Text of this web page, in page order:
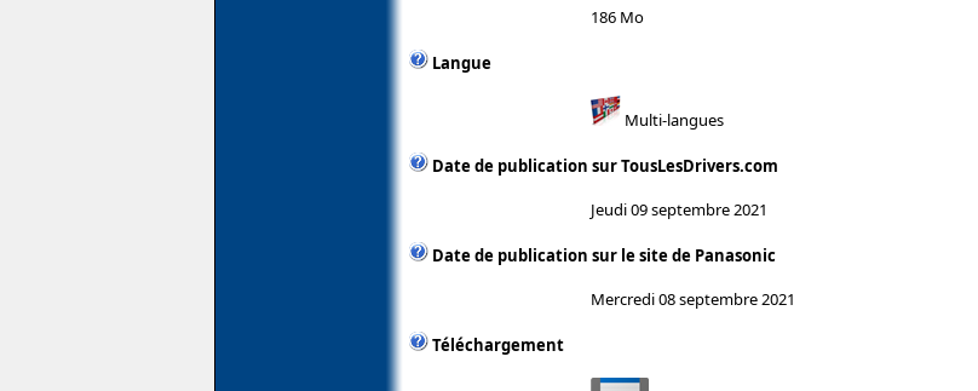
186 Mo
Langue
Multi-langues
Date de publication sur TousLesDrivers.com
Jeudi 09 septembre 2021
Date de publication sur le site de Panasonic
Mercredi 08 septembre 2021
Téléchargement